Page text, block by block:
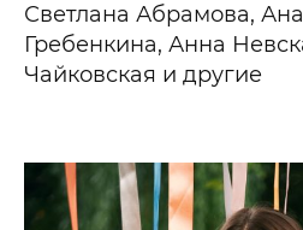
Светлана Абрамова,
Гребенкина, Анна
Чайковская и другие